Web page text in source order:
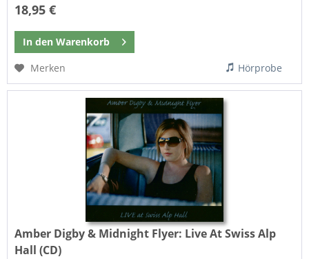
18,95 €
In den Warenkorb
Merken
Hörprobe
Amber Digby & Midnight Flyer: Live At Swiss Alp
Hall (CD)